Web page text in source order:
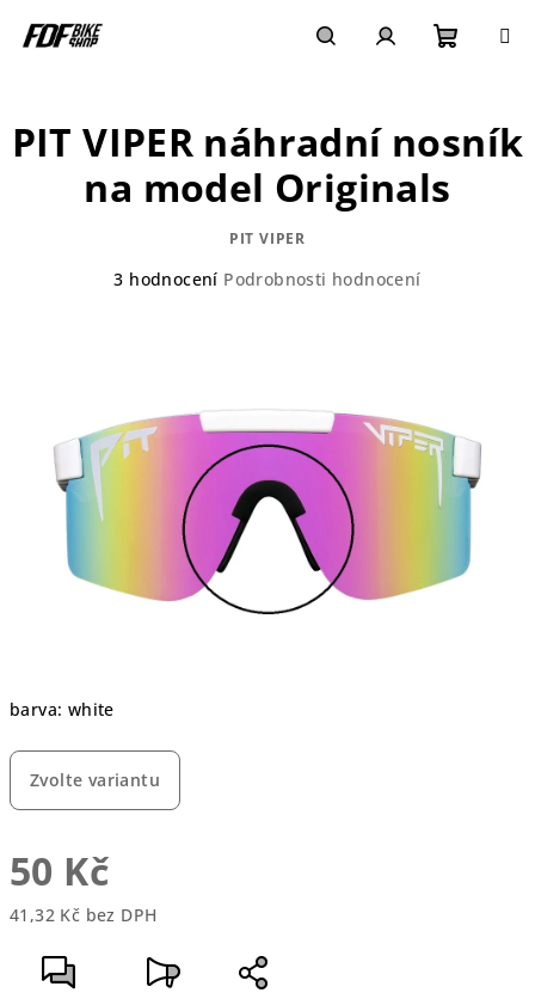
košík
barva: white
Zvolte variantu
50 Kč
41,32 Kč bez DPH
cena:
PIT VIPER náhradní nosník
na model Originals
PIT VIPER
Průměrné
5
hvězdiček.
3 hodnocení Podrobnosti hodnocení